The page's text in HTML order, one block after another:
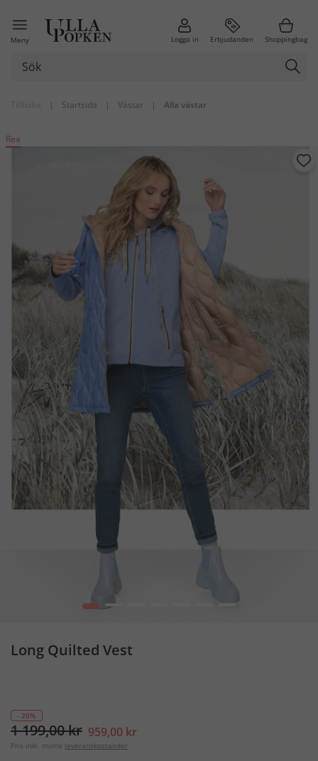
Meny Logga in Erbjudanden Shoppingbag
| Startsida | Västar | Alla västar
Rea
1 2
Long Quilted Vest
- 20%
1 199,00 kr 959,00 kr
Pris inkl. moms leveranskostander